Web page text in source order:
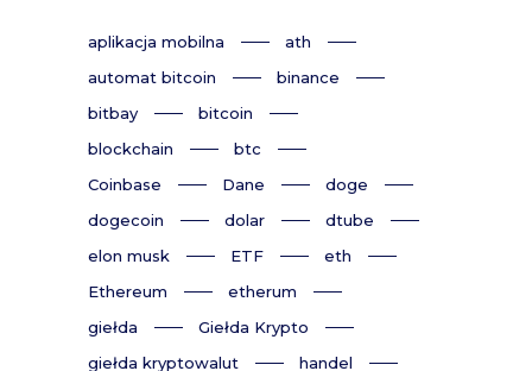
aplikacja mobilna
ath
automat bitcoin
binance
bitbay
bitcoin
blockchain
btc
Coinbase
Dane
doge
dogecoin
dolar
dtube
elon musk
ETF
eth
Ethereum
etherum
giełda
Giełda Krypto
giełda kryptowalut
handel